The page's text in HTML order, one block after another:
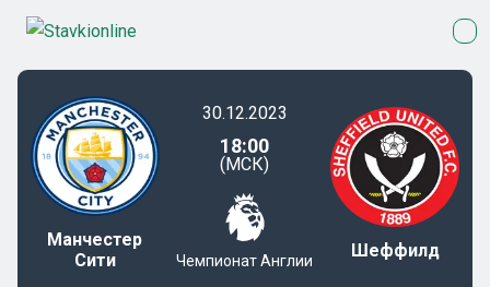
Манчестер
Сити
30.12.2023
18:00
(МСК)
Чемпионат Англии Шеффилд